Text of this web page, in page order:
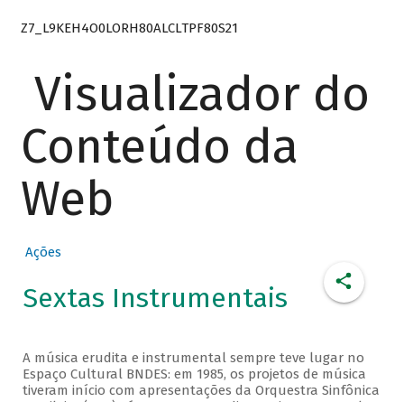
Z7_L9KEH4O0LORH80ALCLTPF80S21
Visualizador do
Conteúdo da
Web
Ações
Sextas Instrumentais
A música erudita e instrumental sempre teve lugar no
Espaço Cultural BNDES: em 1985, os projetos de música
tiveram início com apresentações da Orquestra Sinfônica